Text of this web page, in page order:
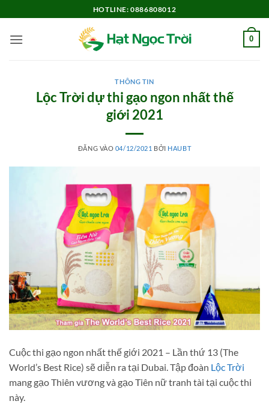
qua
nội
HOTLINE: 0886808012
0
THÔNG TIN
Lộc Trời dự thi gạo ngon nhất thế
giới 2021
ĐĂNG VÀO 04/12/2021 BỞI HAUBT
Cuộc thi gạo ngon nhất thế giới 2021 – Lần thứ 13 (The
World’s Best Rice) sẽ diễn ra tại Dubai. Tập đoàn Lộc Trời
mang gạo Thiên vương và gạo Tiên nữ tranh tài tại cuộc thi
này.